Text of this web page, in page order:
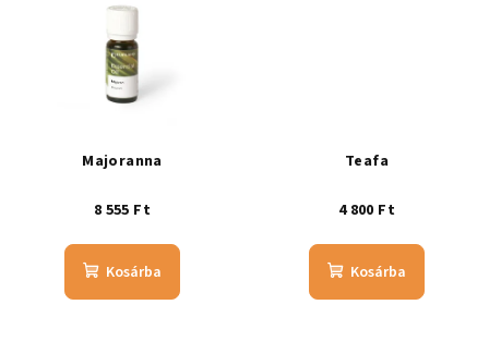
Majoranna
8 555 Ft
Kosárba
Teafa
4 800 Ft
Kosárba